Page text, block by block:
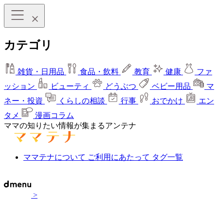
カテゴリ
雑貨・日用品 食品・飲料 教育 健康
ファ
ッション
ビューティ どうぶつ ベビー用品
マ
ネー・投資
くらしの相談 行事 おでかけ
エン
タメ
漫画コラム
ママの知りたい情報が集まるアンテナ
ママテナについて ご利用にあたって タグ一覧
>